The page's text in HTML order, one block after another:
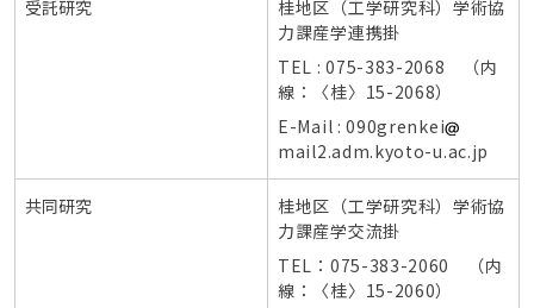
受託研究
桂地区（工学研究科）学術協
力課産学連携掛
TEL : 075-383-2068 （内
線：〈桂〉15-2068）
E-Mail : 090grenkei
mail2.adm.kyoto-u.ac.jp
共同研究
桂地区（工学研究科）学術協
力課産学交流掛
TEL：075-383-2060 （内
線：〈桂〉15-2060）